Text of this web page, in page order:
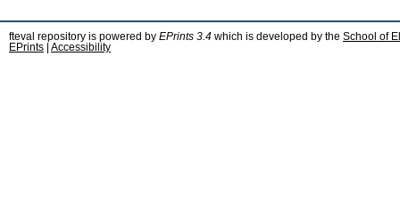
fteval repository is powered by EPrints 3.4 which is developed by the School of
EPrints
Accessibility